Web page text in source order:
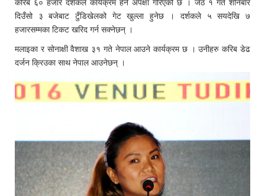
दिउँसो ३ बजेबाट टुँडिखेलको गेट खुल्ला हुनेछ । दर्शकले ५ सयदेखि ७
हजारसम्मका टिकट खरिद गर्न सक्नेछन् ।
मलाइका र सोनाक्षी वैशाख ३१ गते नेपाल आउने कार्यक्रम छ । उनीहरु करिब डेढ
दर्जन क्रिउका साथ नेपाल आउनेछन् ।